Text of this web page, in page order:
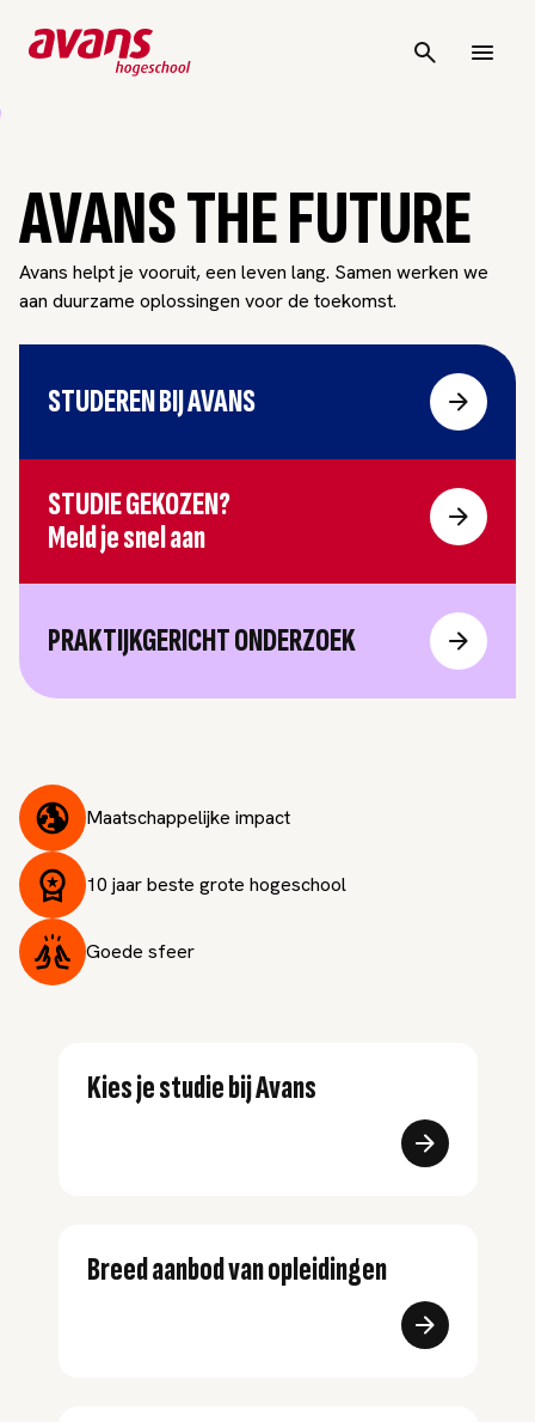
AVANS THE FUTURE
Avans helpt je vooruit, een leven lang. Samen werken we
aan duurzame oplossingen voor de toekomst.
STUDEREN BIJ AVANS
STUDIE GEKOZEN?
Meld je snel aan
PRAKTIJKGERICHT ONDERZOEK
Maatschappelijke impact
10 jaar beste grote hogeschool
Goede sfeer
Kies je studie bij Avans
Breed aanbod van opleidingen